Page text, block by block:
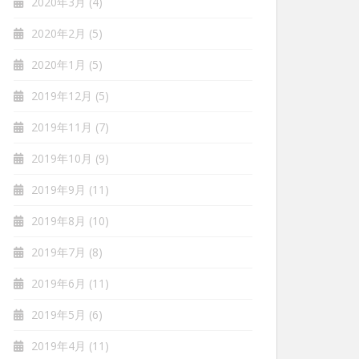
2020年2月 (5)
2020年1月 (5)
2019年12月 (5)
2019年11月 (7)
2019年10月 (9)
2019年9月 (11)
2019年8月 (10)
2019年7月 (8)
2019年6月 (11)
2019年5月 (6)
2019年4月 (11)